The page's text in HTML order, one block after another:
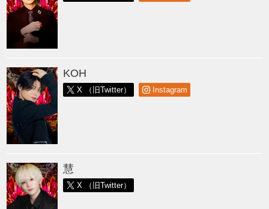
KOH
X （旧Twitter） Instagram
慧
X （旧Twitter）